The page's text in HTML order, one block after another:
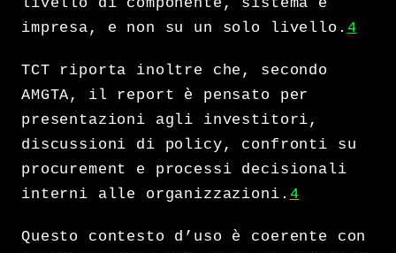
impresa, e non su un solo livello. 4
TCT riporta inoltre che, secondo
AMGTA, il report è pensato per
presentazioni agli investitori,
discussioni di policy, confronti su
procurement e processi decisionali
interni alle organizzazioni. 4
Questo contesto d’uso è coerente con